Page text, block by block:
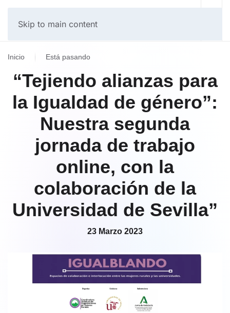
Skip to main content
Inicio Está pasando
“Tejiendo alianzas para
la Igualdad de género”:
Nuestra segunda
jornada de trabajo
online, con la
colaboración de la
Universidad de Sevilla”
23 Marzo 2023